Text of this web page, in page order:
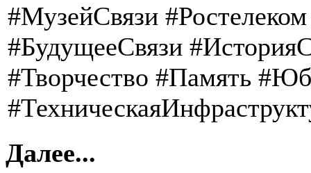
#МузейСвязи
#БудущееСвязи
#Творчество #Память
Далее...